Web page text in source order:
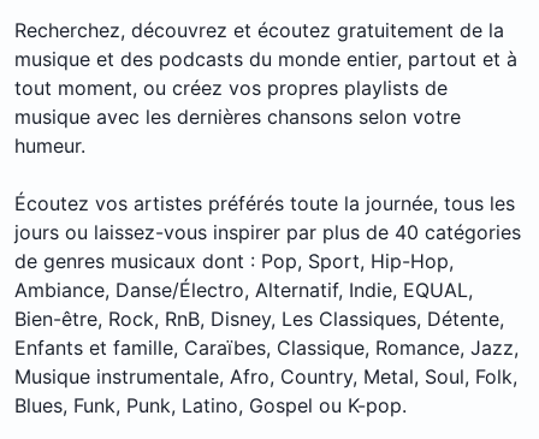
Recherchez, découvrez et écoutez gratuitement de la
musique et des podcasts du monde entier, partout et à
tout moment, ou créez vos propres playlists de
musique avec les dernières chansons selon votre
humeur.
Écoutez vos artistes préférés toute la journée, tous les
jours ou laissez-vous inspirer par plus de 40 catégories
de genres musicaux dont : Pop, Sport, Hip-Hop,
Ambiance, Danse/Électro, Alternatif, Indie, EQUAL,
Bien-être, Rock, RnB, Disney, Les Classiques, Détente,
Enfants et famille, Caraïbes, Classique, Romance, Jazz,
Musique instrumentale, Afro, Country, Metal, Soul, Folk,
Blues, Funk, Punk, Latino, Gospel ou K-pop.